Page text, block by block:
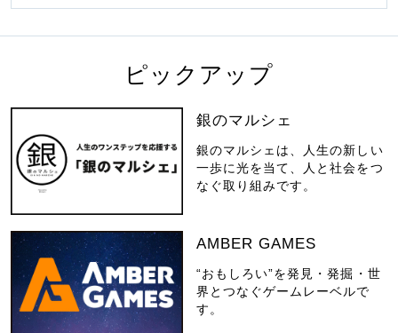
ピックアップ
銀のマルシェ
銀のマルシェは、人生の新しい
一歩に光を当て、人と社会をつ
なぐ取り組みです。
AMBER GAMES
“おもしろい”を発見・発掘・世
界とつなぐゲームレーベルで
す。